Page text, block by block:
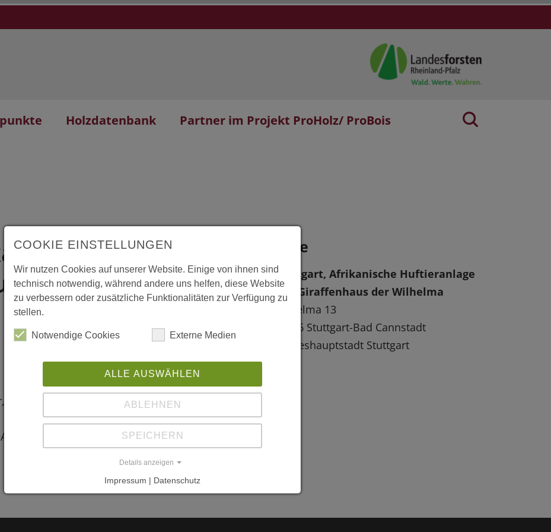
Holzdatenbank
Partner im Projekt ProHolz/ ProBois
Giraffenhaus der
Rösslein, Stanger, Stuttgart
Kreisgruppe Stuttgart
Lage
Stuttgart, Afrikanische Huftieranlage
und Giraffenhaus der Wilhelma
Wilhelma 13
70376 Stuttgart-Bad Cannstadt
Landeshauptstadt Stuttgart
COOKIE EINSTELLUNGEN
Wir nutzen Cookies auf unserer Website. Einige von ihnen sind
technisch notwendig, während andere uns helfen, diese Website
zu verbessern oder zusätzliche Funktionalitäten zur Verfügung zu
stellen.
Notwendige Cookies Externe Medien
ALLE AUSWÄHLEN
ABLEHNEN
SPEICHERN
Details anzeigen
Impressum | Datenschutz